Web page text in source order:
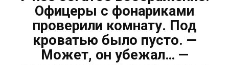
Офицеры с фонариками
проверили комнату. Под
кроватью было пусто. —
Может, он убежал… —